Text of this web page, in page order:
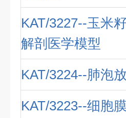
KAT/3227--玉米
解剖医学模型
KAT/3224--肺泡
KAT/3223--细胞